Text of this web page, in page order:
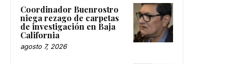
Coordinador Buenrostro
niega rezago de carpetas
de investigación en Baja
California
agosto 7, 2026